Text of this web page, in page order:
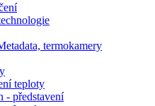
termokamery
teploty
- představení